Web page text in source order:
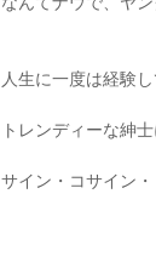
人生に一度は経験
トレンディーな紳
サイン・コサイン・